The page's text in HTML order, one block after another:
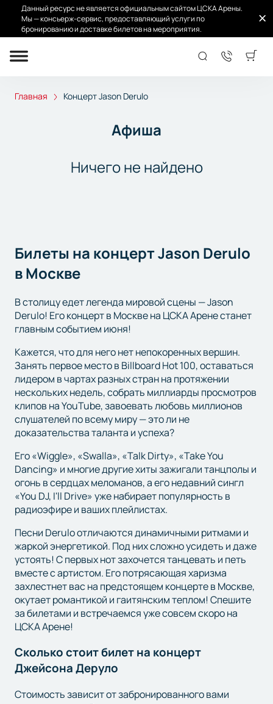
Данный ресурс не является официальным сайтом ЦСКА Арены.
Мы — консьерж-сервис, предоставляющий услуги по
бронированию и доставке билетов на мероприятия.
Концерт Jason Derulo
Главная Концерт Jason Derulo
Афиша
Ничего не найдено
Билеты на концерт Jason Derulo
в Москве
В столицу едет легенда мировой сцены — Jason
Derulo! Его концерт в Москве на ЦСКА Арене станет
главным событием июня!
Кажется, что для него нет непокоренных вершин.
Занять первое место в Billboard Hot 100, оставаться
лидером в чартах разных стран на протяжении
нескольких недель, собрать миллиарды просмотров
клипов на YouTube, завоевать любовь миллионов
слушателей по всему миру — это ли не
доказательства таланта и успеха?
Его «Wiggle», «Swalla», «Talk Dirty», «Take You
Dancing» и многие другие хиты зажигали танцполы и
огонь в сердцах меломанов, а его недавний сингл
«You DJ, I'll Drive» уже набирает популярность в
радиоэфире и ваших плейлистах.
Песни Derulo отличаются динамичными ритмами и
жаркой энергетикой. Под них сложно усидеть и даже
устоять! С первых нот захочется танцевать и петь
вместе с артистом. Его потрясающая харизма
захлестнет вас на предстоящем концерте в Москве,
окутает романтикой и гаитянским теплом! Спешите
за билетами и встречаемся уже совсем скоро на
ЦСКА Арене!
Сколько стоит билет на концерт
Джейсона Деруло
Стоимость зависит от забронированного вами